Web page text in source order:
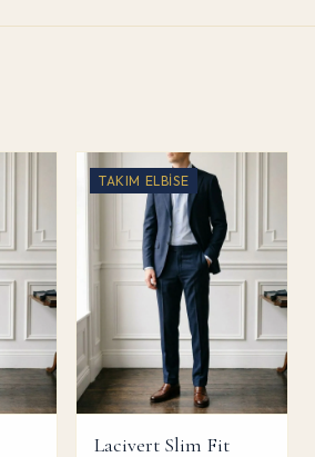
TAKIM ELBISE
Lacivert Slim Fit